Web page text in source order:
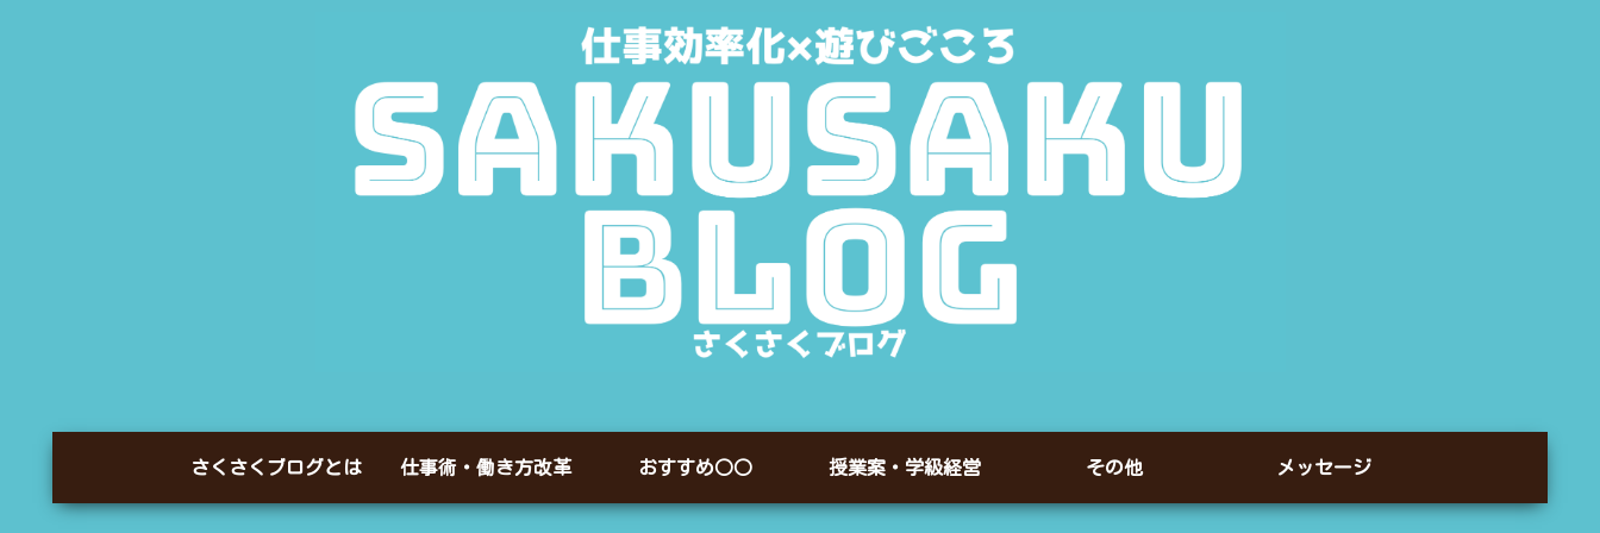
さくさくブログとは 仕事術・働き方改革 おすすめ○○ 授業案・学級経営 その他 メッセージ